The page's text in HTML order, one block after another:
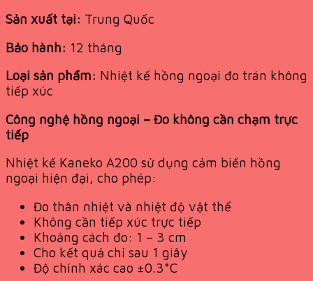
Sản xuất tại: Trung Quốc
Bảo hành: 12 tháng
Loại sản phẩm: Nhiệt kế hồng ngoại đo trán không
tiếp xúc
Công nghệ hồng ngoại – Đo không cần chạm trực
tiếp
Nhiệt kế Kaneko A200 sử dụng cảm biến hồng
ngoại hiện đại, cho phép:
Đo thân nhiệt và nhiệt độ vật thể
Không cần tiếp xúc trực tiếp
Khoảng cách đo: 1 – 3 cm
Cho kết quả chỉ sau 1 giây
Độ chính xác cao ±0.3°C